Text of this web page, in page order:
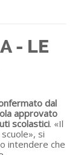
- LE
dal
approvato
scolastici. «Il
si
intendere che